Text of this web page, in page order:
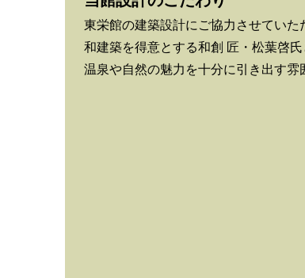
東栄館の建築設計にご協力させていた
和建築を得意とする和創 匠・松葉啓
温泉や自然の魅力を十分に引き出す雰